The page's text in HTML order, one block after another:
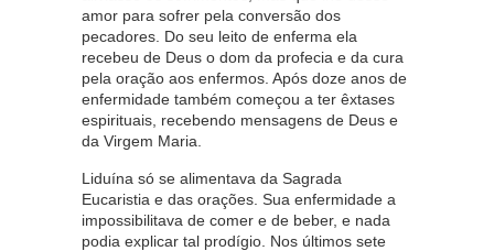
amor para sofrer pela conversão dos
pecadores. Do seu leito de enferma ela
recebeu de Deus o dom da profecia e da cura
pela oração aos enfermos. Após doze anos de
enfermidade também começou a ter êxtases
espirituais, recebendo mensagens de Deus e
da Virgem Maria.
Liduína só se alimentava da Sagrada
Eucaristia e das orações. Sua enfermidade a
impossibilitava de comer e de beber, e nada
podia explicar tal prodígio. Nos últimos sete